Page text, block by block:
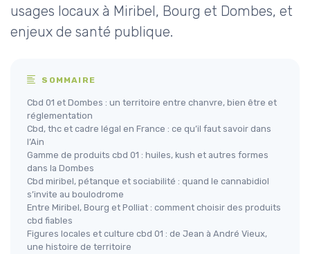
usages locaux à Miribel, Bourg et Dombes, et
enjeux de santé publique.
SOMMAIRE
Cbd 01 et Dombes : un territoire entre chanvre, bien être et
réglementation
Cbd, thc et cadre légal en France : ce qu’il faut savoir dans
l’Ain
Gamme de produits cbd 01 : huiles, kush et autres formes
dans la Dombes
Cbd miribel, pétanque et sociabilité : quand le cannabidiol
s’invite au boulodrome
Entre Miribel, Bourg et Polliat : comment choisir des produits
cbd fiables
Figures locales et culture cbd 01 : de Jean à André Vieux,
une histoire de territoire